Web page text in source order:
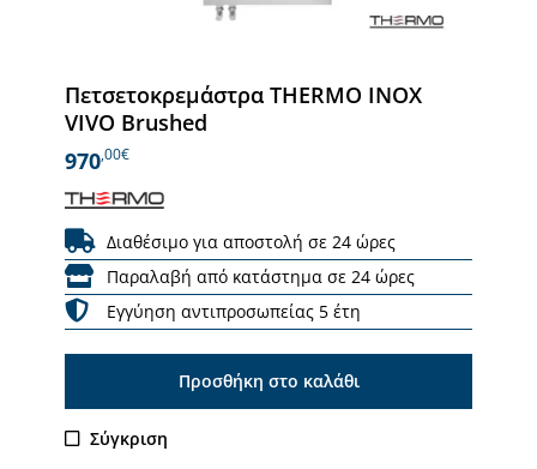
Πετσετοκρεμάστρα THERMO INOX
VIVO Brushed
970,00€
Διαθέσιμο για αποστολή σε 24 ώρες
Παραλαβή από κατάστημα σε 24 ώρες
Εγγύηση αντιπροσωπείας 5 έτη
Προσθήκη στο καλάθι
Σύγκριση